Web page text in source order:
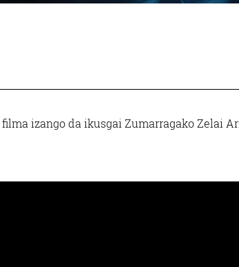
filma izango da ikusgai Zumarragako Zelai